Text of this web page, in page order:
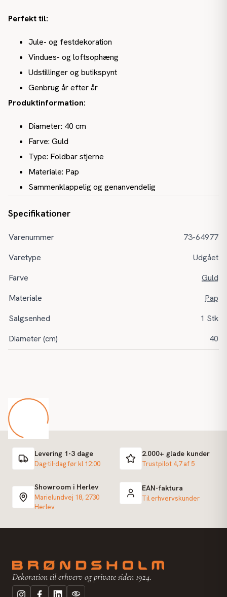
Perfekt til:
Jule- og festdekoration
Vindues- og loftsophæng
Udstillinger og butikspynt
Genbrug år efter år
Produktinformation:
Diameter: 40 cm
Farve: Guld
Type: Foldbar stjerne
Materiale: Pap
Sammenklappelig og genanvendelig
Specifikationer
Varenummer
73-64977
Varetype
Udgået
Farve
Guld
Materiale
Pap
Salgsenhed
1 Stk
Diameter (cm)
40
Levering 1-3 dage
Dag-til-dag før kl 12:00
2.000+ glade kunder
Trustpilot 4,7 af 5
Showroom i Herlev
Marielundvej 18, 2730
Herlev
EAN-faktura
Til erhvervskunder
Dekoration til erhverv og private siden 1924.